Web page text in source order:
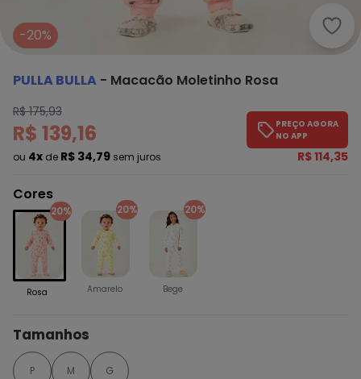
-20%
PULLA BULLA - Macacão Moletinho Rosa
R$ 175,93
R$ 139,16
ou 4x de R$ 34,79 sem juros
PREÇO AGORA
NO APP
R$ 114,35
Cores
20%
Rosa
20%
Amarelo
20%
Bege
Tamanhos
P M G